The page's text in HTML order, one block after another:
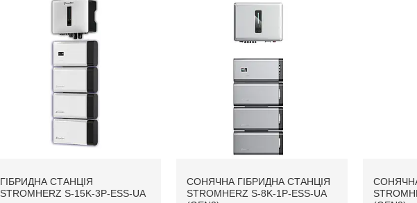
ГІБРИДНА СТАНЦІЯ
STROMHERZ S-15K-3P-ESS-UA
СОНЯЧНА ГІБРИДНА СТАНЦІЯ
STROMHERZ S-8K-1Р-ESS-UA